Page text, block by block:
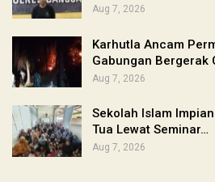
Aug 7, 2026
Karhutla Ancam
Gabungan Bergerak
Aug 7, 2026
Sekolah Islam
Tua Lewat Seminar…
Aug 7, 2026